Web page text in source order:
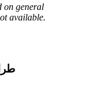
on general
available.